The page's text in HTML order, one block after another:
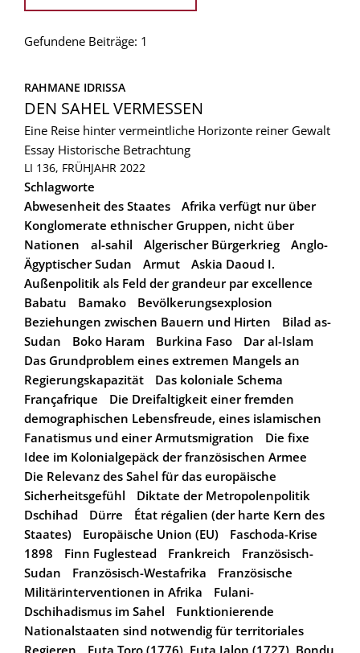
Gefundene Beiträge: 1
RAHMANE IDRISSA
DEN SAHEL VERMESSEN
Eine Reise hinter vermeintliche Horizonte reiner Gewalt
Essay Historische Betrachtung
LI 136, FRÜHJAHR 2022
Schlagworte
Abwesenheit des Staates
Afrika verfügt nur über
Konglomerate ethnischer Gruppen, nicht über
Nationen
al-sahil Algerischer Bürgerkrieg
Anglo-
Ägyptischer Sudan
Armut
Askia Daoud I.
Außenpolitik als Feld der grandeur par excellence
Babatu
Bamako
Bevölkerungsexplosion
Beziehungen zwischen Bauern und Hirten
Bilad as-
Sudan
Boko Haram Burkina Faso
Dar al-Islam
Das Grundproblem eines extremen Mangels an
Regierungskapazität
Das koloniale Schema
Françafrique
Die Dreifaltigkeit einer fremden
demographischen Lebensfreude, eines islamischen
Fanatismus und einer Armutsmigration
Die fixe
Idee im Kolonialgepäck der französischen Armee
Die Relevanz des Sahel für das europäische
Sicherheitsgefühl
Diktate der Metropolenpolitik
Dschihad
Dürre
État régalien (der harte Kern des
Staates)
Europäische Union (EU)
Faschoda-Krise
1898
Finn Fuglestead Frankreich
Französisch-
Sudan
Französisch-Westafrika
Französische
Militärinterventionen in Afrika
Fulani-
Dschihadismus im Sahel
Funktionierende
Nationalstaaten sind notwendig für territoriales
Regieren
Futa Toro (1776), Futa Jalon (1727), Bondu